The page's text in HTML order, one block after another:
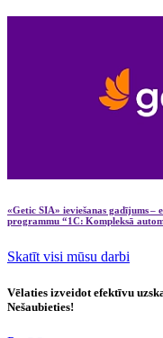
«Getic SIA» ieviešanas gadījums
programmu “1C: Kompleksā
Skatīt visi mūsu darbi
Vēlaties izveidot efektīvu
Nešaubieties!